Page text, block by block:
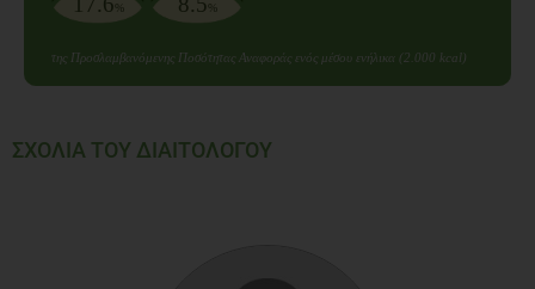
% %
της Προσλαμβανόμενης Ποσότητας Αναφοράς ενός μέσου ενήλικα (2.000 kcal)
ΣΧΟΛΙΑ ΤΟΥ ΔΙΑΙΤΟΛΟΓΟΥ